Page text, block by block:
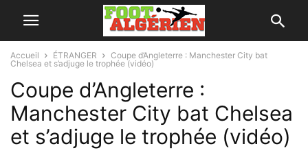
Accueil ÉTRANGER
Coupe d’Angleterre : Manchester City bat
Chelsea et s’adjuge le trophée (vidéo)
Coupe d’Angleterre :
Manchester City bat Chelsea
et s’adjuge le trophée (vidéo)